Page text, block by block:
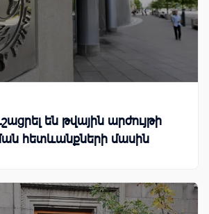
են թվային արժույթի
հետևանքների մասին